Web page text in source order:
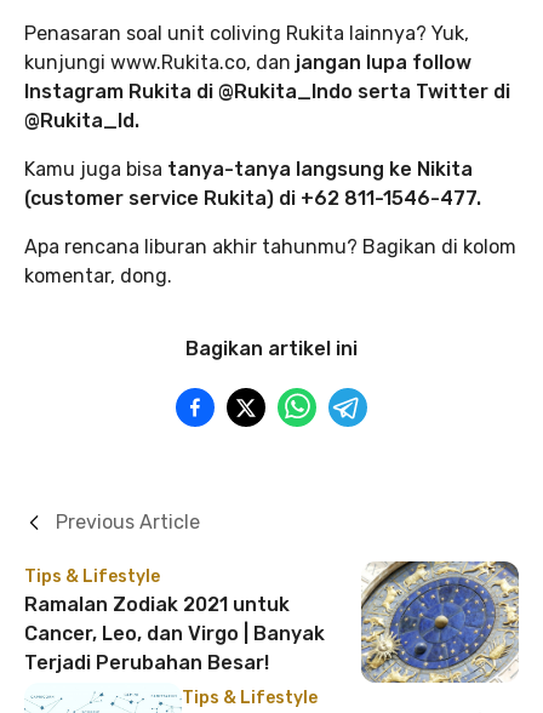
Penasaran soal unit coliving Rukita lainnya? Yuk,
kunjungi www.Rukita.co, dan jangan lupa follow
Instagram Rukita di @Rukita_Indo serta Twitter di
@Rukita_Id.
Kamu juga bisa tanya-tanya langsung ke Nikita
(customer service Rukita) di +62 811-1546-477.
Apa rencana liburan akhir tahunmu? Bagikan di kolom
komentar, dong.
Bagikan artikel ini
Tips & Lifestyle
Ramalan Zodiak 2021 untuk
Cancer, Leo, dan Virgo | Banyak
Terjadi Perubahan Besar!
Previous Article
Tips & Lifestyle